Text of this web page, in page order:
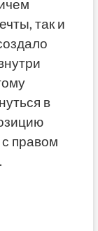
так и
в
правом